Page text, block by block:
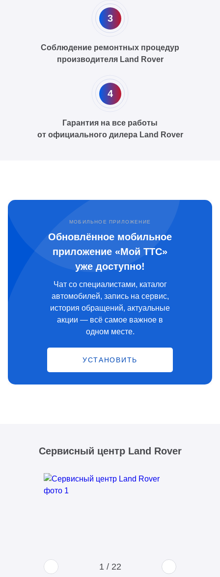
3
Соблюдение ремонтных процедур
производителя Land Rover
4
Гарантия на все работы
от официального дилера Land Rover
МОБИЛЬНОЕ ПРИЛОЖЕНИЕ
Обновлённое мобильное
приложение «Мой ТТС»
уже доступно!
Чат со специалистами, каталог
автомобилей, запись на сервис,
история обращений, актуальные
акции — всё самое важное в
одном месте.
УСТАНОВИТЬ
Сервисный центр Land Rover
1 / 22